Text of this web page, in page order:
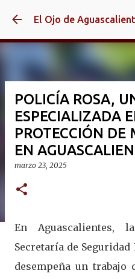
Ir al
El Ojo de
POLICÍA ROSA,
ESPECIALIZADA
PROTECCIÓN DE
EN
marzo 23, 2025
En Aguascalientes,
Secretaría de Seguridad
desempeña un trabajo